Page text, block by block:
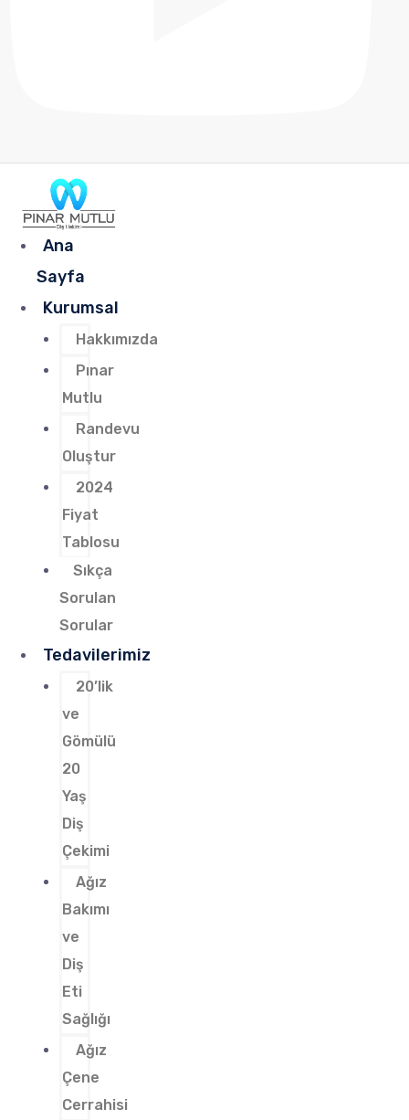
Ana
Sayfa
Kurumsal
Hakkımızda
Pınar
Mutlu
Randevu
Oluştur
2024
Fiyat
Tablosu
Sıkça
Sorulan
Sorular
Tedavilerimiz
20’lik
ve
Gömülü
20
Yaş
Diş
Çekimi
Ağız
Bakımı
ve
Diş
Eti
Sağlığı
Ağız
Çene
Cerrahisi